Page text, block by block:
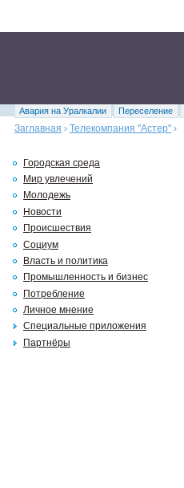
Авария на Уралкалии Переселение
Заглавная › Телекомпания "Астер" ›
Городская среда
Мир увлечений
Молодежь
Новости
Происшествия
Социум
Власть и политика
Промышленность и бизнес
Потребление
Личное мнение
Специальные приложения
Партнёры